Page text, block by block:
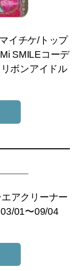
イチケ/トップ
SMILEコーデ
ボンアイドル
アクリーナー
01〜09/04